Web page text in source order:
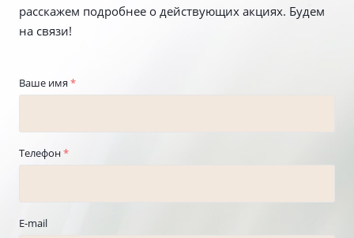
расскажем подробнее о действующих акциях. Будем
на связи!
Ваше имя *
Телефон*
E-mail